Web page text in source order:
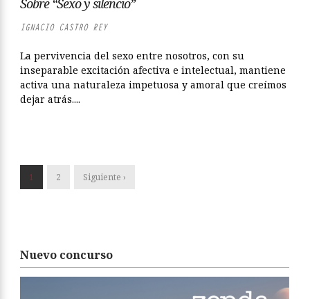
Sobre “Sexo y silencio”
IGNACIO CASTRO REY
La pervivencia del sexo entre nosotros, con su
inseparable excitación afectiva e intelectual, mantiene
activa una naturaleza impetuosa y amoral que creímos
dejar atrás....
1 2 Siguiente ›
Nuevo concurso